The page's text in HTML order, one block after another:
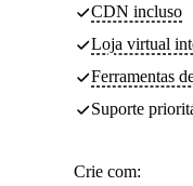
CDN incluso
Loja virtual
Ferramentas
Suporte
Crie com: